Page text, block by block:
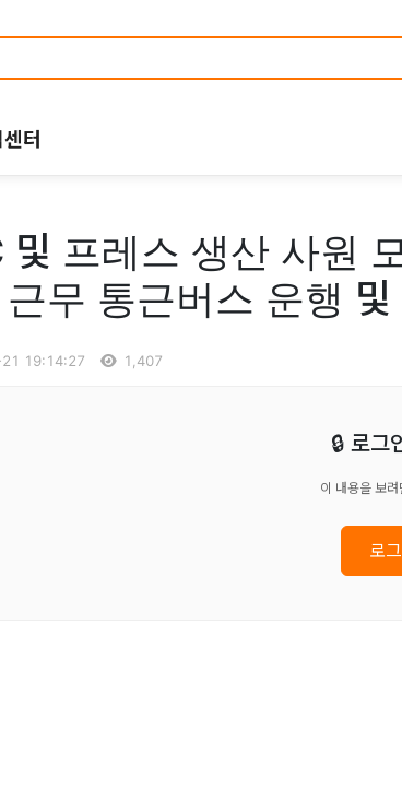
터
및 프레스 생산 사원
무 통근버스 운행
19:14:27 1,407
🔒 로그
이 내용을 보
로